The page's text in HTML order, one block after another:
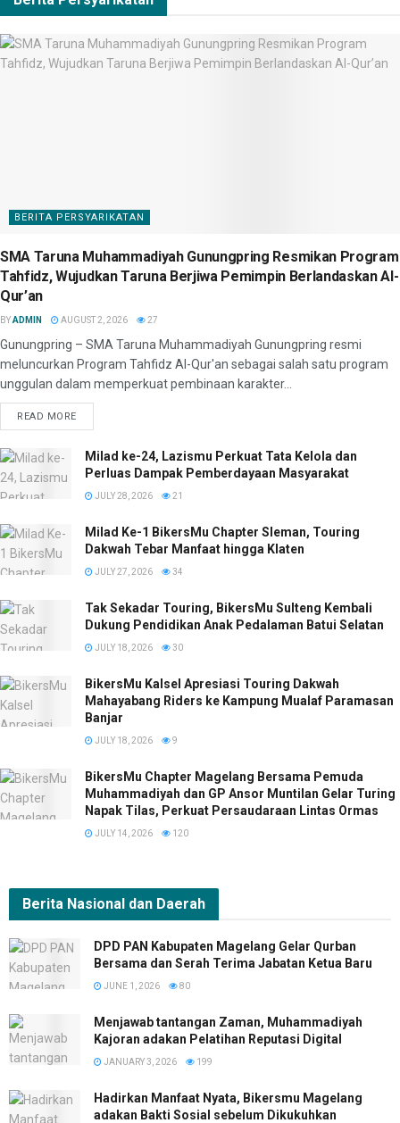
BERITA PERSYARIKATAN
SMA Taruna Muhammadiyah Gunungpring Resmikan Program
Tahfidz, Wujudkan Taruna Berjiwa Pemimpin Berlandaskan Al-
Qur’an
BYADMIN AUGUST 2, 2026 27
Gunungpring – SMA Taruna Muhammadiyah Gunungpring resmi
meluncurkan Program Tahfidz Al-Qur'an sebagai salah satu program
unggulan dalam memperkuat pembinaan karakter...
READ MORE
Milad ke-24, Lazismu Perkuat Tata Kelola dan
Perluas Dampak Pemberdayaan Masyarakat
JULY 28, 2026 21
Milad Ke-1 BikersMu Chapter Sleman, Touring
Dakwah Tebar Manfaat hingga Klaten
JULY 27, 2026 34
Tak Sekadar Touring, BikersMu Sulteng Kembali
Dukung Pendidikan Anak Pedalaman Batui Selatan
JULY 18, 2026 30
BikersMu Kalsel Apresiasi Touring Dakwah
Mahayabang Riders ke Kampung Mualaf Paramasan
Banjar
JULY 18, 2026 9
BikersMu Chapter Magelang Bersama Pemuda
Muhammadiyah dan GP Ansor Muntilan Gelar Turing
Napak Tilas, Perkuat Persaudaraan Lintas Ormas
JULY 14, 2026 120
Berita Nasional dan Daerah
DPD PAN Kabupaten Magelang Gelar Qurban
Bersama dan Serah Terima Jabatan Ketua Baru
JUNE 1, 2026 80
Menjawab tantangan Zaman, Muhammadiyah
Kajoran adakan Pelatihan Reputasi Digital
JANUARY 3, 2026 199
Hadirkan Manfaat Nyata, Bikersmu Magelang
adakan Bakti Sosial sebelum Dikukuhkan